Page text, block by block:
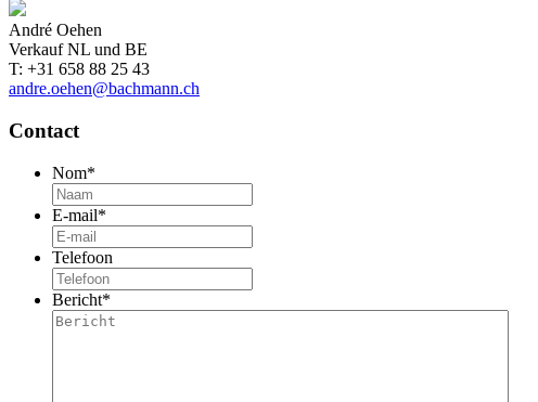
André Oehen
Verkauf NL und BE
T: +31 658 88 25 43
andre.oehen@bachmann.ch
Contact
Nom*
E-mail*
Telefoon
Bericht*